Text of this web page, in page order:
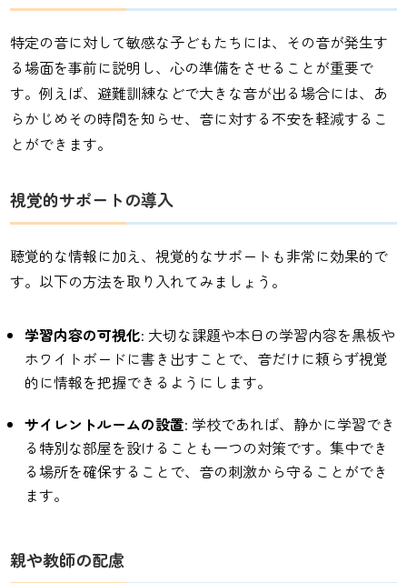
特定の音に対して敏感な子どもたちには、その音が発生す
る場面を事前に説明し、心の準備をさせることが重要で
す。例えば、避難訓練などで大きな音が出る場合には、あ
らかじめその時間を知らせ、音に対する不安を軽減するこ
とができます。
視覚的サポートの導入
聴覚的な情報に加え、視覚的なサポートも非常に効果的で
す。以下の方法を取り入れてみましょう。
学習内容の可視化: 大切な課題や本日の学習内容を黒板や
ホワイトボードに書き出すことで、音だけに頼らず視覚
的に情報を把握できるようにします。
サイレントルームの設置: 学校であれば、静かに学習でき
る特別な部屋を設けることも一つの対策です。集中でき
る場所を確保することで、音の刺激から守ることができ
ます。
親や教師の配慮